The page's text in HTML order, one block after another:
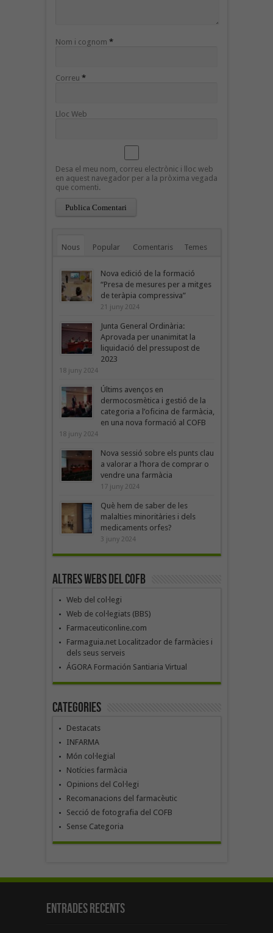
Nom i cognom *
Correu *
Lloc Web
Desa el meu nom, correu electrònic i lloc web
en aquest navegador per a la pròxima vegada
que comenti.
Nous Popular Comentaris Temes
Nova edició de la formació
“Presa de mesures per a mitges
de teràpia compressiva”
21 juny 2024
Junta General Ordinària:
Aprovada per unanimitat la
liquidació del pressupost de
2023
18 juny 2024
Últims avenços en
dermocosmètica i gestió de la
categoria a l’oficina de farmàcia,
en una nova formació al COFB
18 juny 2024
Nova sessió sobre els punts clau
a valorar a l’hora de comprar o
vendre una farmàcia
17 juny 2024
Què hem de saber de les
malalties minoritàries i dels
medicaments orfes?
3 juny 2024
Altres webs del COFB
Web del col·legi
Web de col·legiats (BBS)
Farmaceuticonline.com
Farmaguia.net Localitzador de farmàcies i
dels seus serveis
ÁGORA Formación Santiaria Virtual
Categories
Destacats
INFARMA
Món col·legial
Notícies farmàcia
Opinions del Col·legi
Recomanacions del farmacèutic
Secció de fotografia del COFB
Sense Categoria
Entrades recents